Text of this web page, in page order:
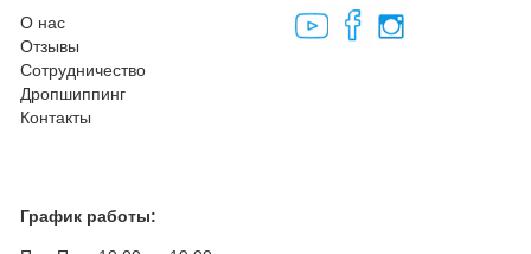
График работы:
О нас
Отзывы
Сотрудничество
Дропшиппинг
Контакты